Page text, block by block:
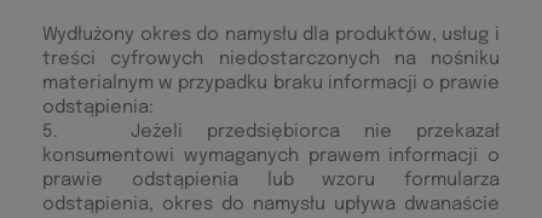
Wydłużony okres do namysłu dla produktów, usług i
treści cyfrowych niedostarczonych na nośniku
materialnym w przypadku braku informacji o prawie
odstąpienia:
5. Jeżeli przedsiębiorca nie przekazał
konsumentowi wymaganych prawem informacji o
prawie odstąpienia lub wzoru formularza
odstąpienia, okres do namysłu upływa dwanaście